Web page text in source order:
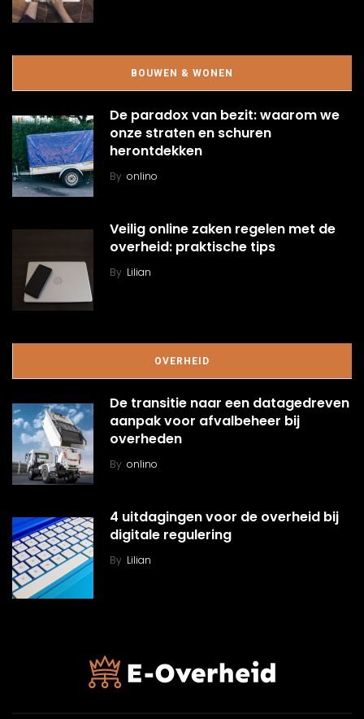
BOUWEN & WONEN
De paradox van bezit: waarom we
onze straten en schuren
herontdekken
By onlino
Veilig online zaken regelen met de
overheid: praktische tips
By Lilian
OVERHEID
De transitie naar een datagedreven
aanpak voor afvalbeheer bij
overheden
By onlino
4 uitdagingen voor de overheid bij
digitale regulering
By Lilian